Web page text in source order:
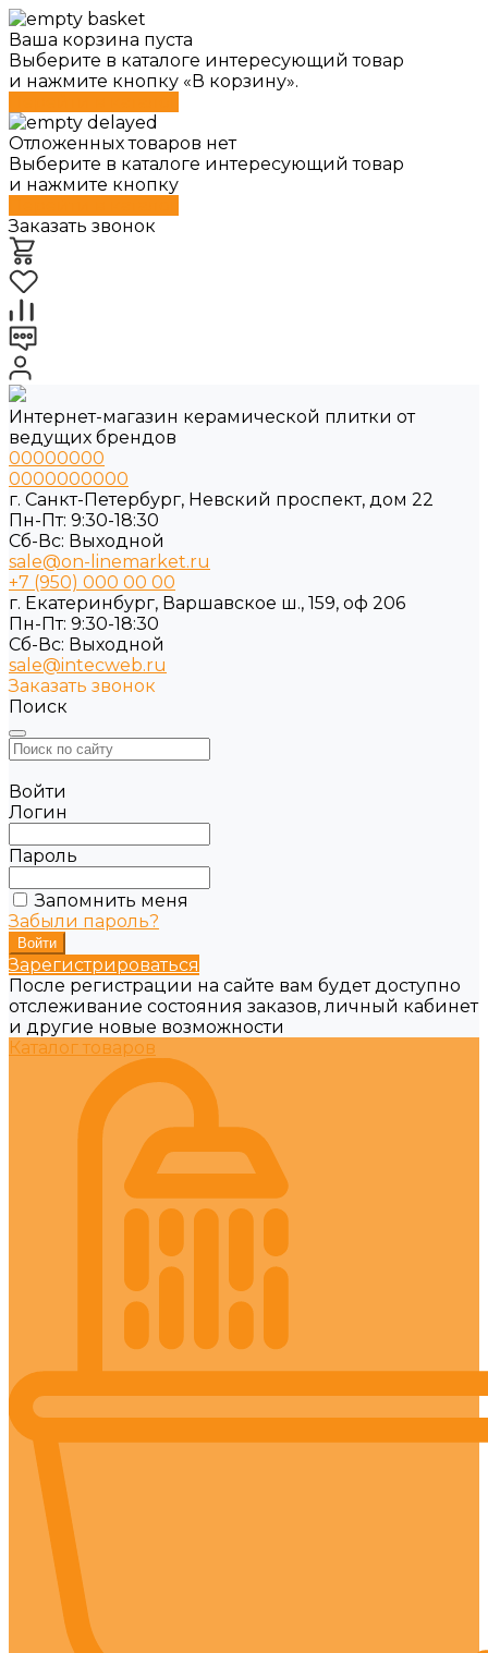
Ваша корзина пуста
Выберите в каталоге интересующий товар
и нажмите кнопку «В корзину».
Отложенных товаров нет
Выберите в каталоге интересующий товар
и нажмите кнопку
Заказать звонок
Интернет-магазин керамической плитки от
ведущих брендов
00000000
0000000000
г. Санкт-Петербург, Невский проспект, дом 22
Пн-Пт: 9:30-18:30
Cб-Вс: Выходной
sale@on-linemarket.ru
+7 (950) 000 00 00
г. Екатеринбург, Варшавское ш., 159, оф 206
Пн-Пт: 9:30-18:30
Cб-Вс: Выходной
sale@intecweb.ru
Заказать звонок
Поиск
Войти
Логин
Пароль
Запомнить меня
Забыли пароль?
Зарегистрироваться
После регистрации на сайте вам будет доступно
отслеживание состояния заказов, личный кабинет
и другие новые возможности
Каталог товаров